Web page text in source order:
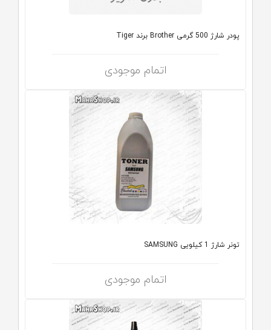
پودر شارژ 500 گرمی Brother برند Tiger
اتمام موجودی
تونر شارژ 1 کیلویی SAMSUNG
اتمام موجودی